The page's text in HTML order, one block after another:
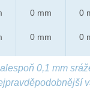
0 mm
0 mm
0
0
0,1 mm